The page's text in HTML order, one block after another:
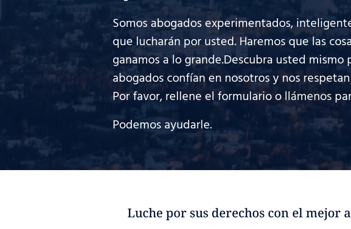
Somos abogados experimentados,
que lucharán por usted. Haremos que las
ganamos a lo grande.Descubra usted
abogados confían en nosotros y nos
Por favor, rellene el formulario ollámenos
Podemos ayudarle.
Luche por sus derechos con el mejor